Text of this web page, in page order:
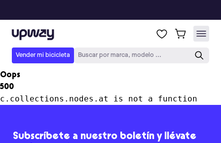
Upway
Vender mi bicicleta Buscar por marca, modelo ...
Oops
500
c.collections.nodes.at is not a function
Subscríbete a nuestro boletín y llévate